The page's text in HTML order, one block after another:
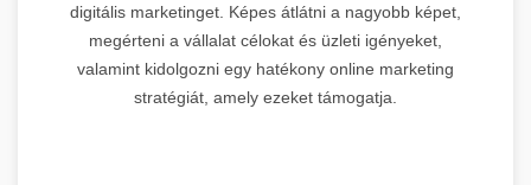
digitális marketinget. Képes átlátni a nagyobb képet,
megérteni a vállalat célokat és üzleti igényeket,
valamint kidolgozni egy hatékony online marketing
stratégiát, amely ezeket támogatja.